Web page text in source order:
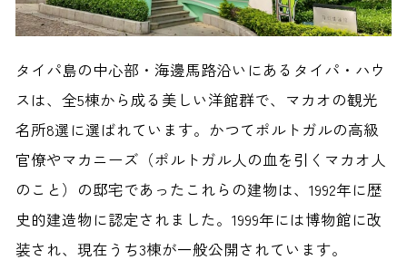
タイパ島の中心部・海邊馬路沿いにあるタイパ・ハウ
スは、全5棟から成る美しい洋館群で、マカオの観光
名所8選に選ばれています。かつてポルトガルの高級
官僚やマカニーズ（ポルトガル人の血を引くマカオ人
のこと）の邸宅であったこれらの建物は、1992年に歴
史的建造物に認定されました。1999年には博物館に改
装され、現在うち3棟が一般公開されています。